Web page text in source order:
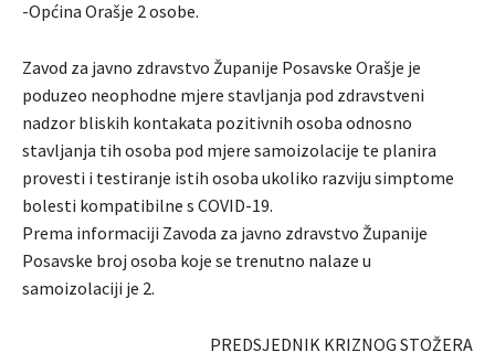
-Općina Orašje 2 osobe.
Zavod za javno zdravstvo Županije Posavske Orašje je
poduzeo neophodne mjere stavljanja pod zdravstveni
nadzor bliskih kontakata pozitivnih osoba odnosno
stavljanja tih osoba pod mjere samoizolacije te planira
provesti i testiranje istih osoba ukoliko razviju simptome
bolesti kompatibilne s COVID-19.
Prema informaciji Zavoda za javno zdravstvo Županije
Posavske broj osoba koje se trenutno nalaze u
samoizolaciji je 2.
PREDSJEDNIK KRIZNOG STOŽERA